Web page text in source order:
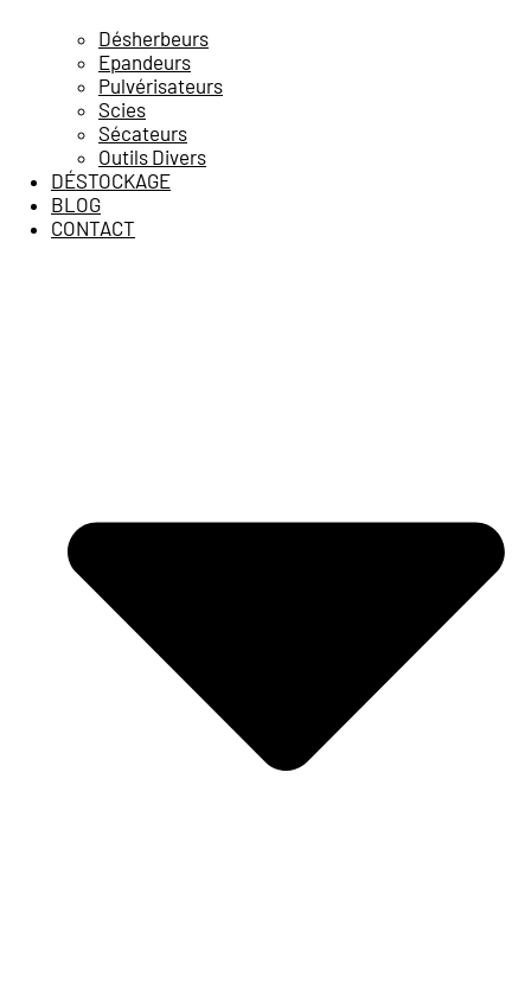
Désherbeurs
Epandeurs
Pulvérisateurs
Scies
Sécateurs
Outils Divers
DÉSTOCKAGE
BLOG
CONTACT